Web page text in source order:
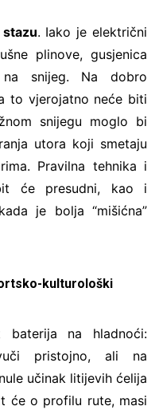
. Iako je električni
plinove, gusjenica
snijeg. Na dobro
to vjerojatno neće biti
snijegu moglo bi
utora koji smetaju
Pravilna tehnika i
će presudni, kao i
je bolja “mišićna”
kulturološki
na hladnoći:
pristojno, ali na
učinak litijevih ćelija
će o profilu rute, masi